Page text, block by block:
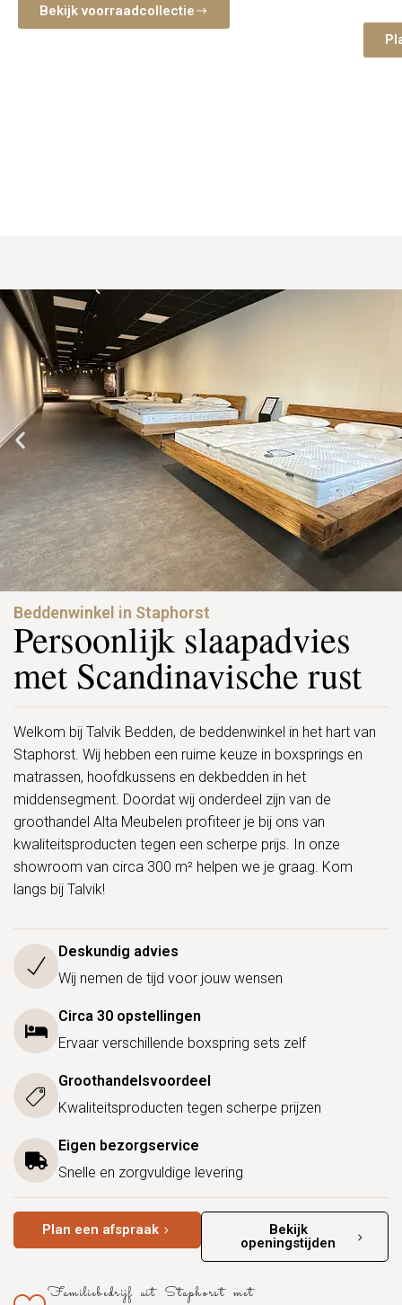
Bekijk voorraadcollectie
Beddenwinkel in Staphorst
Persoonlijk slaapadvies
met Scandinavische rust
Welkom bij Talvik Bedden, de beddenwinkel in het hart van
Staphorst. Wij hebben een ruime keuze in boxsprings en
matrassen, hoofdkussens en dekbedden in het
middensegment. Doordat wij onderdeel zijn van de
groothandel Alta Meubelen profiteer je bij ons van
kwaliteitsproducten tegen een scherpe prijs. In onze
showroom van circa 300 m² helpen we je graag. Kom
langs bij Talvik!
Deskundig advies
Wij nemen de tijd voor jouw wensen
Circa 30 opstellingen
Ervaar verschillende boxspring sets zelf
Groothandelsvoordeel
Kwaliteitsproducten tegen scherpe prijzen
Eigen bezorgservice
Snelle en zorgvuldige levering
Plan een afspraak
Bekijk
openingstijden
Familiebedrijf uit Staphorst met